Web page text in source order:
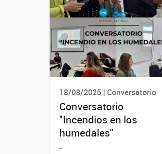
18/08/2025 | Conversatorio
Conversatorio
"Incendios en los
humedales"
-